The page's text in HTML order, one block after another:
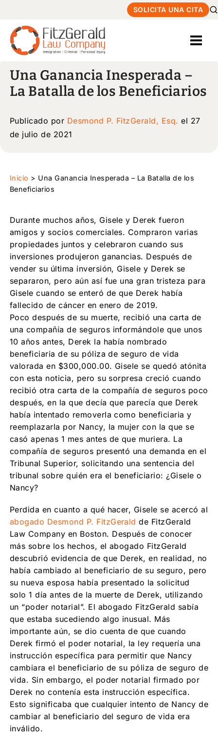
SOLICITA UNA CITA
Una Ganancia Inesperada –
La Batalla de los Beneficiarios
Publicado por Desmond P. FitzGerald, Esq. el 27
de julio de 2021
Inicio > Una Ganancia Inesperada – La Batalla de los
Beneficiarios
Durante muchos años, Gisele y Derek fueron
amigos y socios comerciales. Compraron varias
propiedades juntos y celebraron cuando sus
inversiones produjeron ganancias. Después de
vender su última inversión, Gisele y Derek se
separaron, pero aún así fue una gran tristeza para
Gisele cuando se enteró de que Derek había
fallecido de cáncer en enero de 2019.
Poco después de su muerte, recibió una carta de
una compañía de seguros informándole que unos
10 años antes, Derek la había nombrado
beneficiaria de su póliza de seguro de vida
valorada en $300,000.00. Gisele se quedó atónita
con esta noticia, pero su sorpresa creció cuando
recibió otra carta de la compañía de seguros poco
después, en la que decía que parecía que Derek
había intentado removerla como beneficiaria y
reemplazarla por Nancy, la mujer con la que se
casó apenas 1 mes antes de que muriera. La
compañía de seguros presentó una demanda en el
Tribunal Superior, solicitando una sentencia del
tribunal sobre quién era el beneficiario: ¿Gisele o
Nancy?
Perdida en cuanto a qué hacer, Gisele se acercó al
abogado Desmond P. FitzGerald de FitzGerald
Law Company en Boston. Después de conocer
más sobre los hechos, el abogado FitzGerald
descubrió evidencia de que Derek, en realidad, no
había cambiado al beneficiario de su seguro, pero
su nueva esposa había presentado la solicitud
solo 1 día antes de la muerte de Derek, utilizando
un “poder notarial”. El abogado FitzGerald sabía
que estaba sucediendo algo inusual. Más
importante aún, se dio cuenta de que cuando
Derek firmó el poder notarial, la ley requería una
instrucción específica para permitir que Nancy
cambiara el beneficiario de su póliza de seguro de
vida. Sin embargo, el poder notarial firmado por
Derek no contenía esta instrucción específica.
Esto significaba que cualquier intento de Nancy de
cambiar al beneficiario del seguro de vida era
inválido.